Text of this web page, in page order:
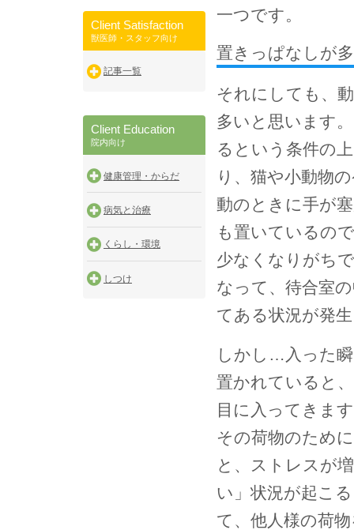
Client Satisfaction
獣医師・スタッフ向け
記事一覧
Client Education
院内向け
健康管理・からだ
病気と治療
くらし・環境
しつけ
一つです。
置きっぱなしが
それにしても、
多いと思います
るという条件の
り、猫や小動物
動のときに手が
も置いているの
少なくなりがち
なって、待合室
てある状況が発
しかし…入った
置かれていると
目に入ってきま
その荷物のため
と、ストレスが
い」状況が起こ
て、他人様の荷